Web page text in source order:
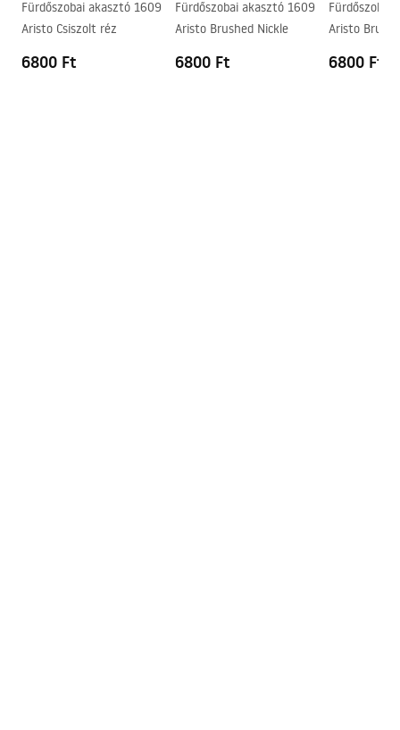
Fürdőszobai akasztó 1609
Aristo Csiszolt réz
6800 Ft
Fürdőszobai akasztó 1609
Aristo Brushed Nickle
6800 Ft
Fürdőszobai
Aristo
6800 Ft